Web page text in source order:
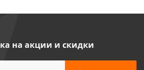
на акции и скидки